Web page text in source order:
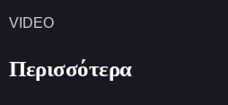
VIDEO
Περισσότερα